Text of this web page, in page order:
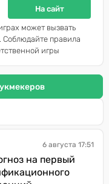
На сайт
может вызвать
Соблюдайте правила
игры
6 августа 17:51
на первый